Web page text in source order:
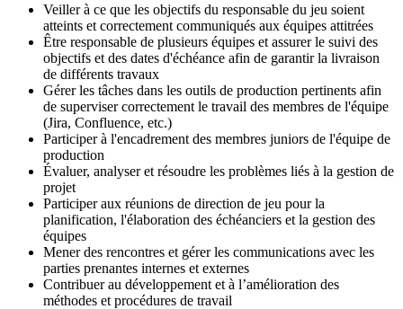
Veiller à ce que les objectifs du responsable du jeu soient
atteints et correctement communiqués aux équipes attitrées
Être responsable de plusieurs équipes et assurer le suivi des
objectifs et des dates d'échéance afin de garantir la livraison
de différents travaux
Gérer les tâches dans les outils de production pertinents afin
de superviser correctement le travail des membres de l'équipe
(Jira, Confluence, etc.)
Participer à l'encadrement des membres juniors de l'équipe de
production
Évaluer, analyser et résoudre les problèmes liés à la gestion de
projet
Participer aux réunions de direction de jeu pour la
planification, l'élaboration des échéanciers et la gestion des
équipes
Mener des rencontres et gérer les communications avec les
parties prenantes internes et externes
Contribuer au développement et à l’amélioration des
méthodes et procédures de travail